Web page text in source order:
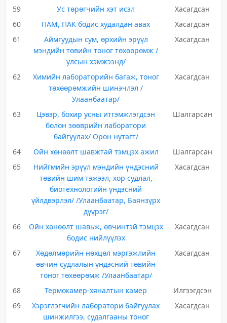
59
Ус төрөгчийн хэт исэл
Хасагдсан
60
ПАМ, ПАК бодис худалдан авах
Хасагдсан
61
Аймгуудын сум, өрхийн эрүүл
мэндийн төвийн тоног төхөөрөмж /
улсын хэмжээнд/
Хасагдсан
62
Химийн лабораторийн багаж, тоног
төхөөрөмжийн шинэчлэл /
Улаанбаатар/
Хасагдсан
63
Цэвэр, бохир усны итгэмжлэгдсэн
болон зөөврийн лаборатори
байгуулах/ Орон нутагт/
Шалгарсан
64 Ойн хөнөөлт шавжтай тэмцэх ажил
Шалгарсан
65
Нийгмийн эрүүл мэндийн үндэсний
төвийн шим тэжээл, хор судлал,
биотехнологийн үндэсний
үйлдвэрлэл/ /Улаанбаатар, Баянзүрх
дүүрэг/
Хасагдсан
66
Ойн хөнөөлт шавьж, өвчинтэй тэмцэх
бодис нийлүүлэх
Хасагдсан
67
Хөдөлмөрийн нөхцөл мэргэжлийн
өвчин судлалын үндэсний төвийн
тоног төхөөрөмж /Улаанбаатар/
Хасагдсан
68 Термокамер-хяналтын камер
Илгээгдсэн
69
Хэрэглэгчийн лаборатори байгуулах
шинжилгээ, судалгааны тоног
Хасагдсан